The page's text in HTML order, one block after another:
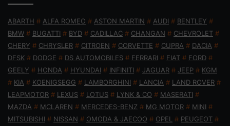
ABARTH # ALFA ROMEO # ASTON MARTIN # AUDI # BENTLEY #
BMW # BUGATTI # BYD # CADILLAC # CHANGAN # CHEVROLET #
CHERY # CHRYSLER # CITROEN # CORVETTE # CUPRA # DACIA #
DFSK # DODGE # DS AUTOMOBILES # FERRARI # FIAT # FORD #
GEELY # HONDA # HYUNDAI # INFINITI # JAGUAR # JEEP # KGM
# KIA # KOENIGSEGG # LAMBORGHINI # LANCIA # LAND ROVER #
LEAPMOTOR # LEXUS # LOTUS # LYNK & CO # MASERATI #
MAZDA # MCLAREN # MERCEDES-BENZ # MG MOTOR # MINI #
MITSUBISHI # NISSAN # OMODA & JAECOO # OPEL # PEUGEOT #